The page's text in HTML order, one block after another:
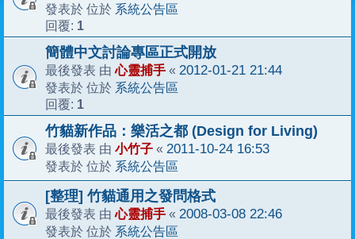
發表於 位於 系統公告區
回覆: 1
簡體中文討論專區正式開放
最後發表 由心靈捕手 « 2012-01-21 21:44
發表於 位於 系統公告區
回覆: 1
竹貓新作品：樂活之都 (Design for Living)
最後發表 由 小竹子 « 2011-10-24 16:53
發表於 位於 系統公告區
[整理] 竹貓通用之發問格式
最後發表 由心靈捕手 « 2008-03-08 22:46
發表於 位於 系統公告區